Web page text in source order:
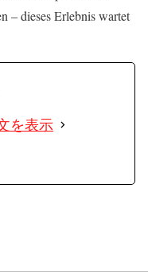
– dieses Erlebnis wartet
を表示